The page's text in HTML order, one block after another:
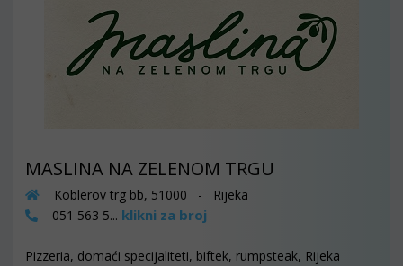
MASLINA NA ZELENOM TRGU
Koblerov trg bb, 51000 - Rijeka
051 563 5... klikni za broj
Pizzeria, domaći specijaliteti, biftek, rumpsteak, Rijeka